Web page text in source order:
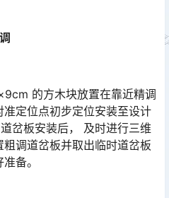
的方木块放置在靠近精调
定位点初步定位安装至设计
岔板安装后， 及时进行三维
调道岔板并取出临时道岔板
备。󠅅󠅃󠄵󠅂󠄪󠇖󠆨󠆨󠇕󠆞󠆒󠅬󠇘󠆭󠆘󠇙󠆝󠅵󠇗󠆭󠆁󠄐󠇗󠅹󠅸󠇖󠆍󠅳󠇖󠅹󠅰󠇖󠆌󠅹